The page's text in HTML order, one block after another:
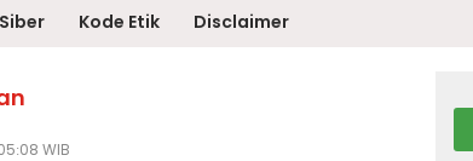
Kode Etik Disclaimer
WIB